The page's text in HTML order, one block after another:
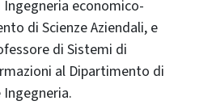
economico-
di Scienze Aziendali, e
di Sistemi di
al Dipartimento di